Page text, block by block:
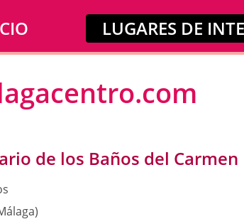
LUGARES DE
de los Baños del Carmen